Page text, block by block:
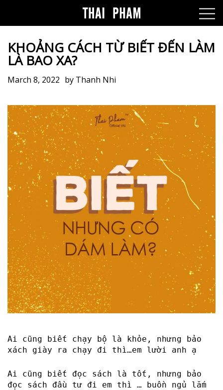
KHOẢNG CÁCH TỪ BIẾT ĐẾN LÀM
LÀ BAO XA?
March 8, 2022 by Thanh Nhi
Ai cũng biết chạy bộ là khỏe, nhưng bảo
xách giày ra chạy đi thì…em lười anh ạ
Ai cũng biết đọc sách là tốt, nhưng bảo
đọc sách đầu tư đi em thì … buồn ngủ lắm